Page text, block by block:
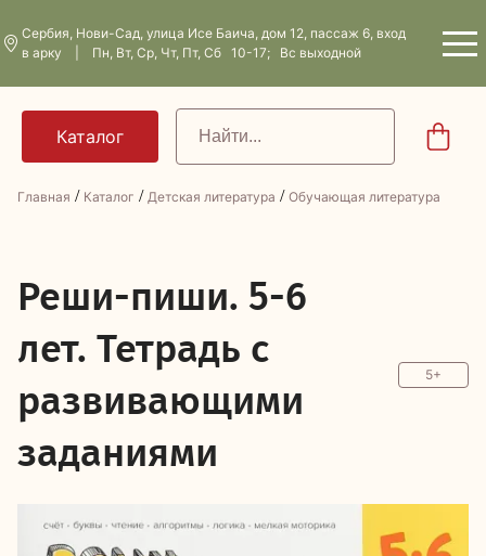
Сербия, Нови-Сад, улица Исе Баича, дом 12, пассаж 6, вход
в арку | Пн, Вт, Ср, Чт, Пт, Сб 10-17; Вс выходной
Главная / Каталог / Детская литература / Обучающая литература
Реши-пиши. 5-6
лет. Тетрадь с
развивающими
заданиями
5+